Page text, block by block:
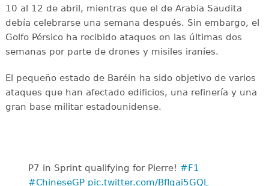
10 al 12 de abril, mientras que el de Arabia Saudita
debía celebrarse una semana después. Sin embargo, el
Golfo Pérsico ha recibido ataques en las últimas dos
semanas por parte de drones y misiles iraníes.
El pequeño estado de Baréin ha sido objetivo de varios
ataques que han afectado edificios, una refinería y una
gran base militar estadounidense.
P7 in Sprint qualifying for Pierre! #F1
#ChineseGP pic.twitter.com/Bflgai5GQL